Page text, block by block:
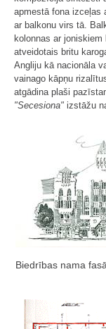
apmestā fona izceļas
ar balkonu virs tā.
kolonnas ar
atveidotais britu
Angliju kā nacionāla
vainago kāpņu
atgādina plaši
"Secesiona" izstāžu
Biedrības nama